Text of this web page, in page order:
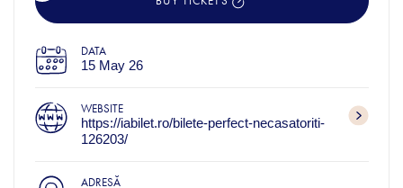
DATA
15 May 26
WEBSITE
https://iabilet.ro/bilete-perfect-necasatoriti-
126203/
ADRESĂ